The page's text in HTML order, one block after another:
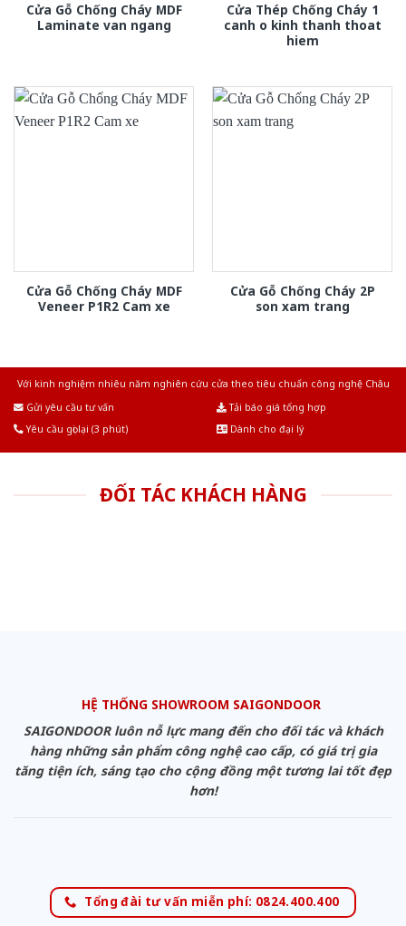
Cửa Gỗ Chống Cháy MDF
Laminate van ngang
Cửa Thép Chống Cháy 1
canh o kinh thanh thoat
hiem
Cửa Gỗ Chống Cháy MDF
Veneer P1R2 Cam xe
Cửa Gỗ Chống Cháy 2P
son xam trang
Với kinh nghiệm nhiêu năm nghiên cứu cửa theo tiêu chuẩn công nghệ Châu
Gửi yêu cầu tư vấn
Tải báo giá tổng hợp
Yêu cầu gọi lại (3 phút)
Dành cho đại lý
ĐỐI TÁC KHÁCH HÀNG
HỆ THỐNG SHOWROOM SAIGONDOOR
SAIGONDOOR luôn nỗ lực mang đến cho đối tác và khách
hàng những sản phẩm công nghệ cao cấp, có giá trị gia
tăng tiện ích, sáng tạo cho cộng đồng một tương lai tốt đẹp
hơn!
Tổng đài tư vấn miễn phí: 0824.400.400